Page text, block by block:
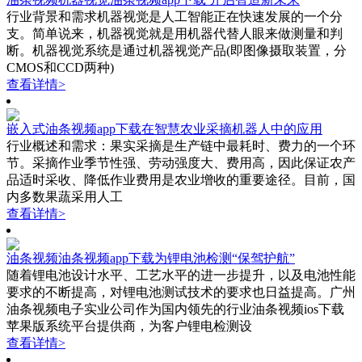
行业背景和需求机器视觉是人工智能正在快速发展的一个分
支。简单说来，机器视觉就是用机器代替人眼来做测量和判
断。机器视觉系统是通过机器视觉产品(即图像摄取装置，分
CMOS和CCD两种)
查看详情>
嵌入式油条视频app下载在智慧农业采摘机器人中的应用
行业概述和需求：果实采摘是生产链中最耗时、费力的一个环
节。采摘作业季节性强、劳动强度大、费用高，因此保证农产
品适时采收、降低作业费用是农业增收的重要途径。目前，国
内多数果蔬采用人工
查看详情>
油条视频油条视频app下载为锂电池检测“保驾护航”
随着锂电池设计水平、工艺水平的进一步提升，以及电池性能
要求的不断提高，对锂电池测试技术的要求也日益提高。广州
油条视频电子实业公司作为国内领先的行业油条视频ios下载
苹果版系统平台提供商，为客户锂电检测设
查看详情>